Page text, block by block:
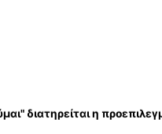
εκδρομή με βάρκα.
βρίσκεται πιο μακριά
γαλήνιες καταδύσεις
διατηρείται η